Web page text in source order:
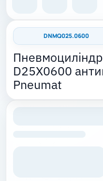
DNMQ025.0600
D25X0600
Pneumat